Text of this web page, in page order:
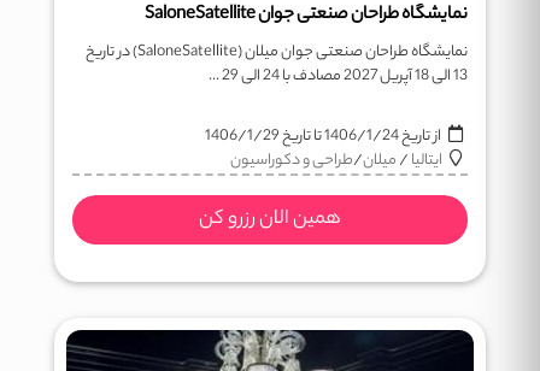
نمایشگاه طراحان صنعتی جوان SaloneSatellite
نمایشگاه طراحان صنعتی جوان میلان (SaloneSatellite) در تاریخ
13 الی 18 آپریل 2027 مصادف با 24 الی 29 ...
از تاریخ1406/1/24تا تاریخ1406/1/29
ایتالیا/میلان/طراحی و دکوراسیون
همین الان رزرو کن